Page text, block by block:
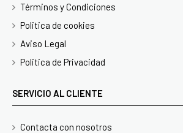
Términos y Condiciones
Politica de cookies
Aviso Legal
Politica de Privacidad
SERVICIO AL CLIENTE
Contacta con nosotros